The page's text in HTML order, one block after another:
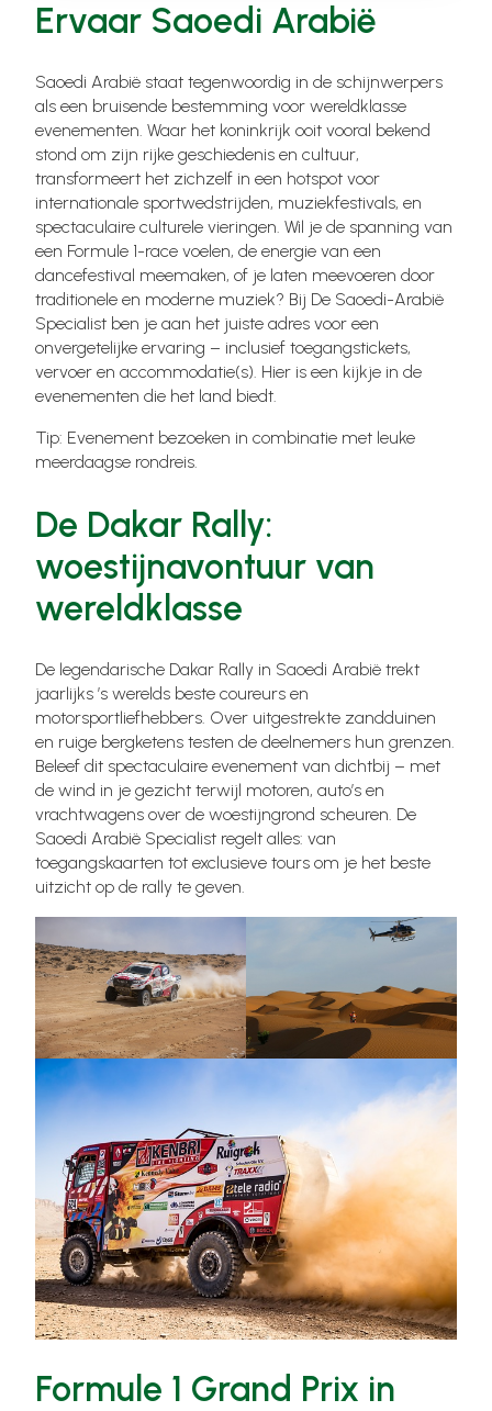
Ervaar Saoedi Arabië
Saoedi Arabië staat tegenwoordig in de schijnwerpers
als een bruisende bestemming voor wereldklasse
evenementen. Waar het koninkrijk ooit vooral bekend
stond om zijn rijke geschiedenis en cultuur,
transformeert het zichzelf in een hotspot voor
internationale sportwedstrijden, muziekfestivals, en
spectaculaire culturele vieringen. Wil je de spanning van
een Formule 1-race voelen, de energie van een
dancefestival meemaken, of je laten meevoeren door
traditionele en moderne muziek? Bij De Saoedi-Arabië
Specialist ben je aan het juiste adres voor een
onvergetelijke ervaring – inclusief toegangstickets,
vervoer en accommodatie(s). Hier is een kijkje in de
evenementen die het land biedt.
Tip: Evenement bezoeken in combinatie met leuke
meerdaagse rondreis.
De Dakar Rally:
woestijnavontuur van
wereldklasse
De legendarische Dakar Rally in Saoedi Arabië trekt
jaarlijks ’s werelds beste coureurs en
motorsportliefhebbers. Over uitgestrekte zandduinen
en ruige bergketens testen de deelnemers hun grenzen.
Beleef dit spectaculaire evenement van dichtbij – met
de wind in je gezicht terwijl motoren, auto’s en
vrachtwagens over de woestijngrond scheuren. De
Saoedi Arabië Specialist regelt alles: van
toegangskaarten tot exclusieve tours om je het beste
uitzicht op de rally te geven.
Formule 1 Grand Prix in